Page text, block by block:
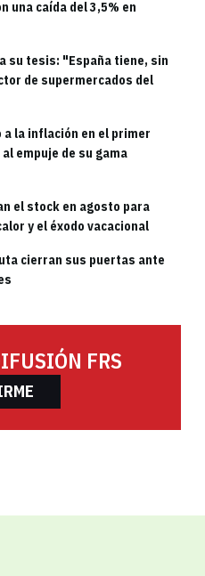
una caída del 3,5% en
su tesis: "España tiene, sin
de supermercados del
a la inflación en el primer
empuje de su gama
el stock en agosto para
y el éxodo vacacional
cierran sus puertas ante
FRS